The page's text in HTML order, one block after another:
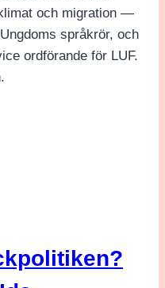
och migration —
språkrör, och
ordförande för LUF.